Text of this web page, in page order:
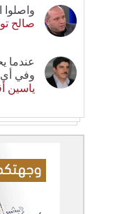
واصلوا
صالح
عندما
وفي
ياسين